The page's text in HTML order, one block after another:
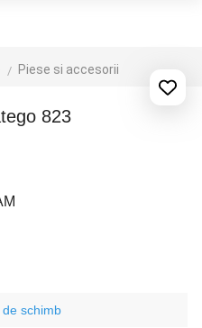
Piese si accesorii
823
de schimb